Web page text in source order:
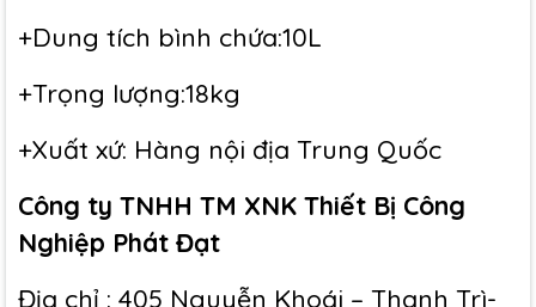
+Dung tích bình chứa:10L
+Trọng lượng:18kg
+Xuất xứ: Hàng nội địa Trung Quốc
Công ty TNHH TM XNK Thiết Bị Công
Nghiệp Phát Đạt
Địa chỉ : 405 Nguyễn Khoái – Thanh Trì-